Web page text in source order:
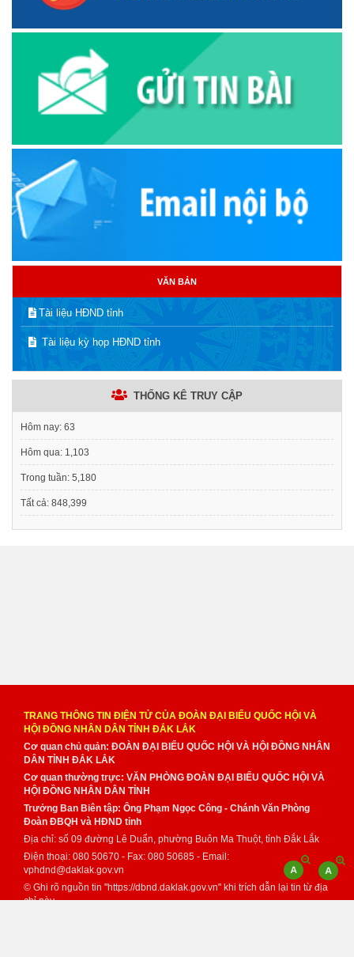
VĂN BẢN
Tài liệu HĐND tỉnh
Tài liệu kỳ họp HĐND tỉnh
THỐNG KÊ TRUY CẬP
Hôm nay: 63
Hôm qua: 1,103
Trong tuần: 5,180
Tất cả: 848,399
TRANG THÔNG TIN ĐIỆN TỬ CỦA ĐOÀN ĐẠI BIỂU QUỐC HỘI VÀ
HỘI ĐỒNG NHÂN DÂN TỈNH ĐẮK LẮK
Cơ quan chủ quản: ĐOÀN ĐẠI BIỂU QUỐC HỘI VÀ HỘI ĐỒNG NHÂN
DÂN TỈNH ĐẮK LẮK
Cơ quan thường trực: VĂN PHÒNG ĐOÀN ĐẠI BIỂU QUỐC HỘI VÀ
HỘI ĐỒNG NHÂN DÂN TỈNH
Trưởng Ban Biên tập: Ông Phạm Ngọc Công - Chánh Văn Phòng
Đoàn ĐBQH và HĐND tỉnh
Địa chỉ: số 09 đường Lê Duẩn, phường Buôn Ma Thuột, tỉnh Đắk Lắk
Điện thoại: 080 50670 - Fax: 080 50685 - Email:
vphdnd@daklak.gov.vn
© Ghi rõ nguồn tin "https://dbnd.daklak.gov.vn" khi trích dẫn lại tin từ địa
chỉ này.